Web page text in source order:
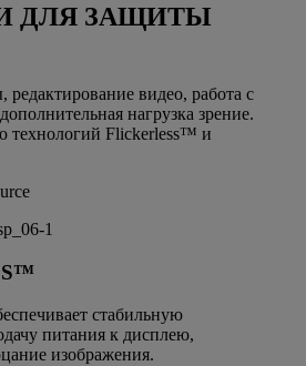
ДЛЯ ЗАЩИТЫ
видео, работа с
нагрузка зрение.
технологий Flickerless™ и
стабильную
питания к дисплею,
изображения.